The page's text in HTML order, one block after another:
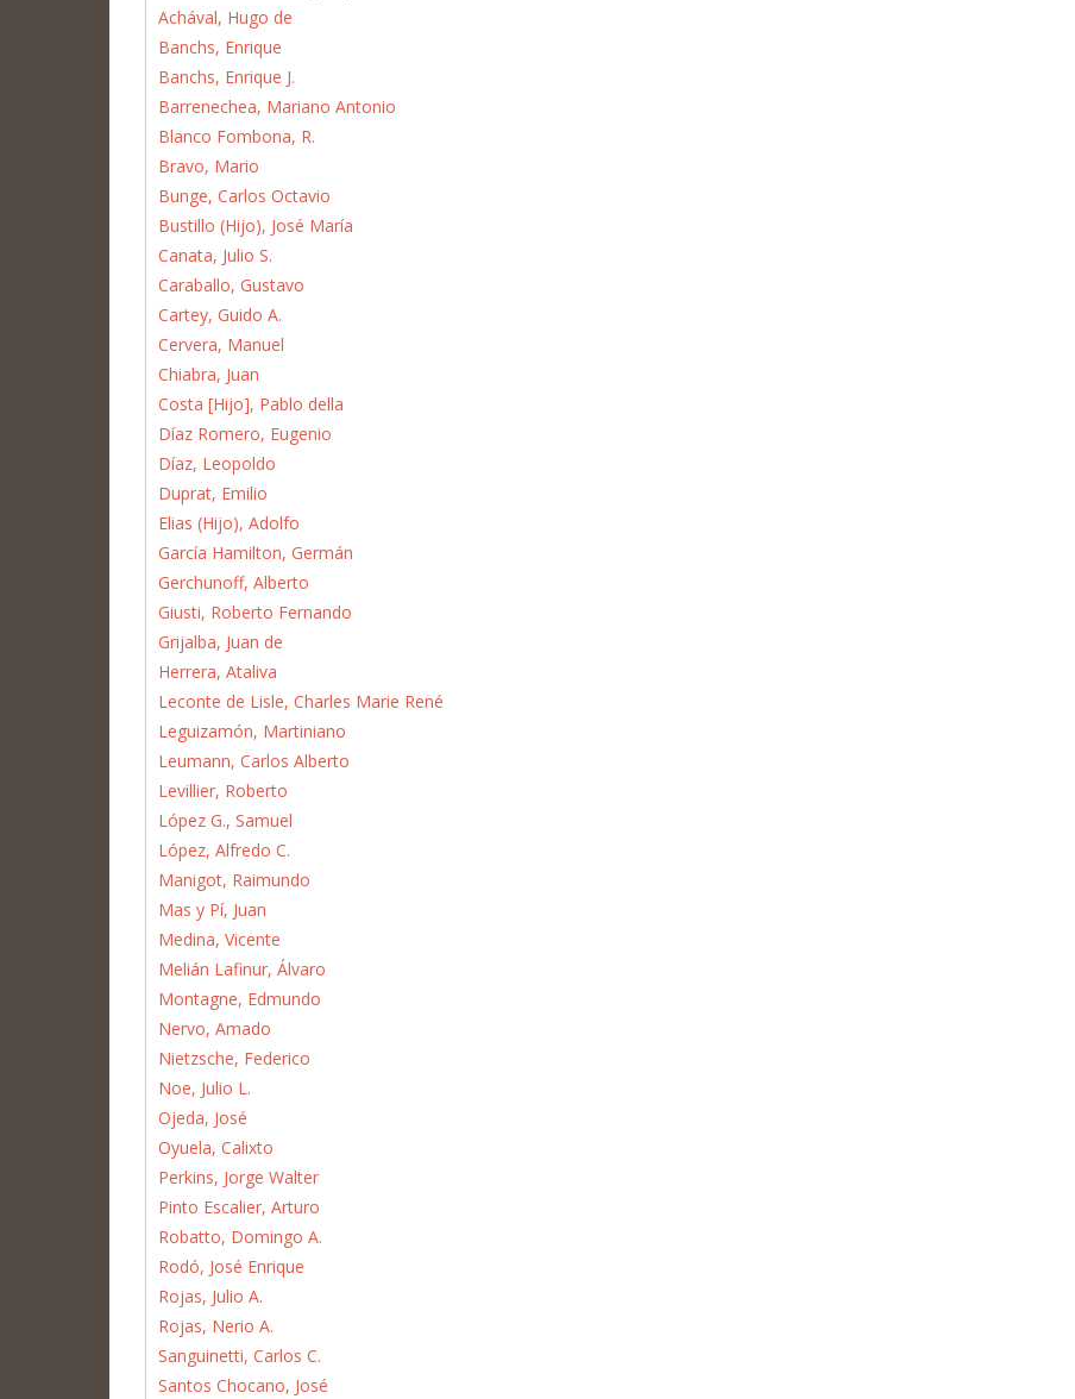
Achával, Hugo de
Banchs, Enrique
Banchs, Enrique J.
Barrenechea, Mariano Antonio
Blanco Fombona, R.
Bravo, Mario
Bunge, Carlos Octavio
Bustillo (Hijo), José María
Canata, Julio S.
Caraballo, Gustavo
Cartey, Guido A.
Cervera, Manuel
Chiabra, Juan
Costa [Hijo], Pablo della
Díaz Romero, Eugenio
Díaz, Leopoldo
Duprat, Emilio
Elias (Hijo), Adolfo
García Hamilton, Germán
Gerchunoff, Alberto
Giusti, Roberto Fernando
Grijalba, Juan de
Herrera, Ataliva
Leconte de Lisle, Charles Marie René
Leguizamón, Martiniano
Leumann, Carlos Alberto
Levillier, Roberto
López G., Samuel
López, Alfredo C.
Manigot, Raimundo
Mas y Pí, Juan
Medina, Vicente
Melián Lafinur, Álvaro
Montagne, Edmundo
Nervo, Amado
Nietzsche, Federico
Noe, Julio L.
Ojeda, José
Oyuela, Calixto
Perkins, Jorge Walter
Pinto Escalier, Arturo
Robatto, Domingo A.
Rodó, José Enrique
Rojas, Julio A.
Rojas, Nerio A.
Sanguinetti, Carlos C.
Santos Chocano, José